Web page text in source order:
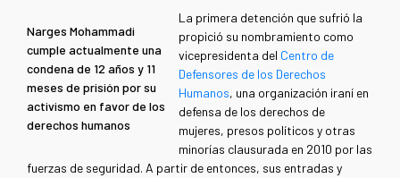
Narges Mohammadi
cumple actualmente una
condena de 12 años y 11
meses de prisión por su
activismo en favor de los
derechos humanos
La primera detención que sufrió la
propició su nombramiento como
vicepresidenta del Centro de
Defensores de los Derechos
Humanos, una organización iraní en
defensa de los derechos de
mujeres, presos políticos y otras
minorías clausurada en 2010 por las
fuerzas de seguridad. A partir de entonces, sus entradas y